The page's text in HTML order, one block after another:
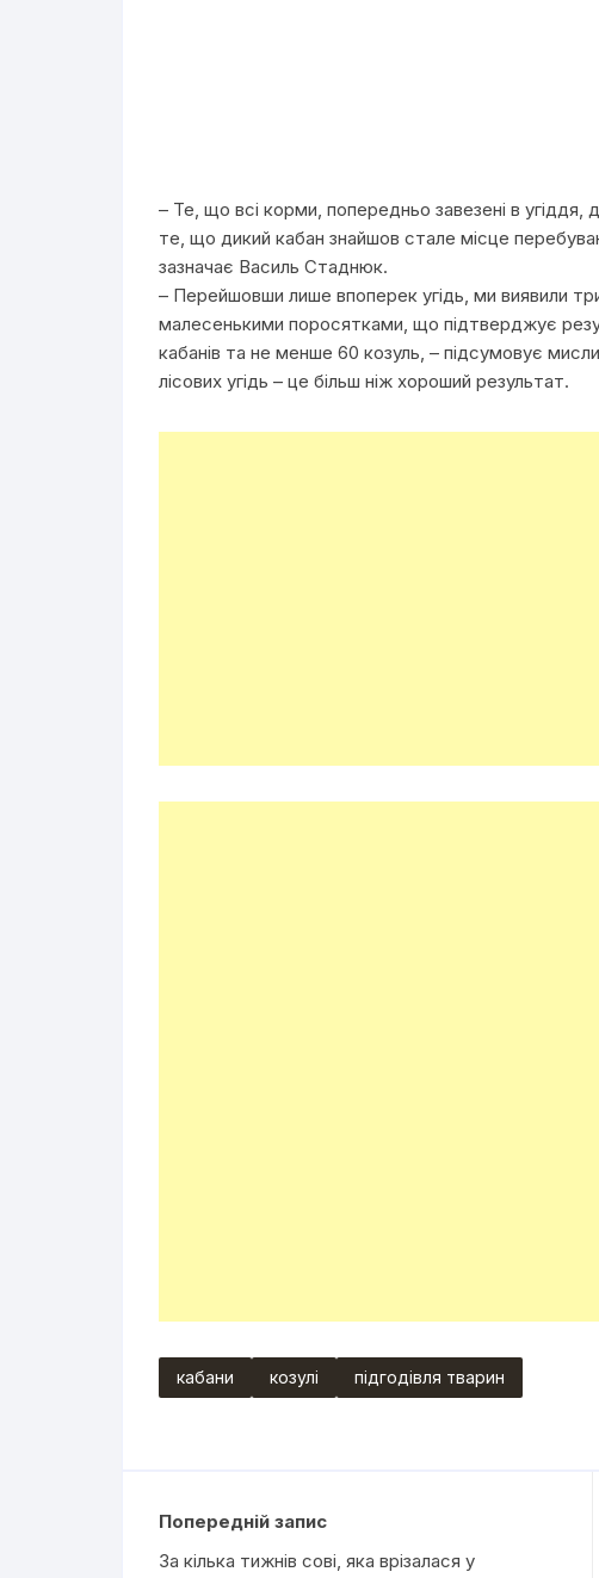
– Те, що всі корми, попередньо завезені в
те, що дикий кабан знайшов стале місце
зазначає Василь Стаднюк.
– Перейшовши лише впоперек угідь, ми виявили
малесенькими поросятками, що підтверджує
кабанів та не менше 60 козуль, – підсумовує
лісових угідь – це більш ніж хороший результат.
кабани козулі підгодівля тварин
Попередній запис
За кілька тижнів сові, яка врізалася у